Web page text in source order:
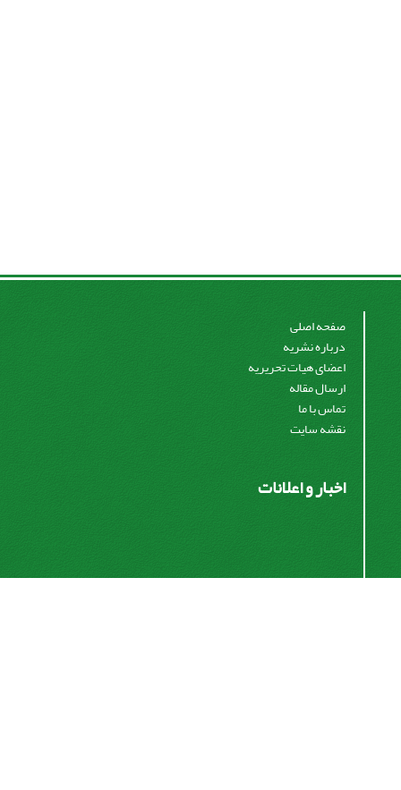
صفحه اصلی
درباره نشریه
اعضای هیات تحریریه
ارسال مقاله
تماس با ما
نقشه سایت
اخبار و اعلانات